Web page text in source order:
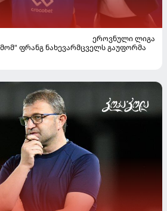
ᲔᲠᲝᲕᲜᲣᲚᲘ ᲚᲘᲒᲐ
ფრანგ ნახევარმცველს გაუფორმა